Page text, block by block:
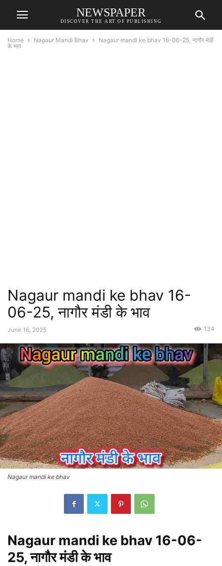
NEWSPAPER
DISCOVER THE ART OF PUBLISHING
Home Nagaur Mandi Bhav
Nagaur mandi ke bhav 16-06-25, नागौर मंडी
के भाव
Nagaur mandi ke bhav 16-
06-25, नागौर मंडी के भाव
June 16, 2025 134
Nagaur mandi ke bhav
Nagaur mandi ke bhav 16-06-
25, नागौर मंडी के भाव